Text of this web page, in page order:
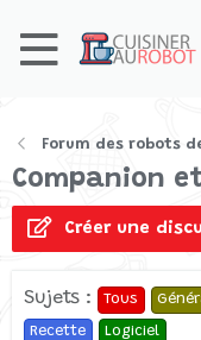
Forum des robots
Companion
Créer une
Sujets : Tous
Recette Logiciel